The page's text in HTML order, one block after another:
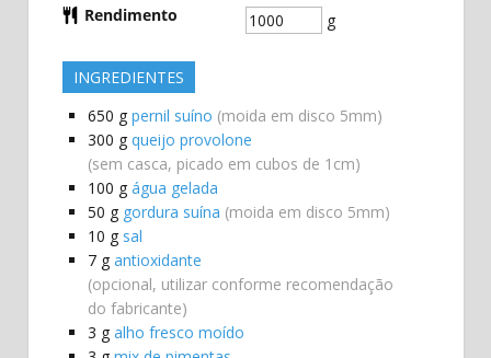
Rendimento g
INGREDIENTES
650 g pernil suíno (moida em disco 5mm)
300 g queijo provolone
(sem casca, picado em cubos de 1cm)
100 g água gelada
50 g gordura suína (moida em disco 5mm)
10 g sal
7 g antioxidante
(opcional, utilizar conforme recomendação
do fabricante)
3 g alho fresco moído